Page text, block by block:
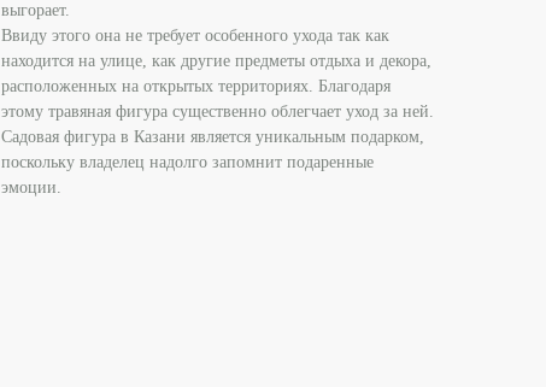
выгорает.
Ввиду этого она не требует особенного ухода так как
находится на улице, как другие предметы отдыха и декора,
расположенных на открытых территориях. Благодаря
этому травяная фигура существенно облегчает уход за ней.
Садовая фигура в Казани является уникальным подарком,
поскольку владелец надолго запомнит подаренные
эмоции.